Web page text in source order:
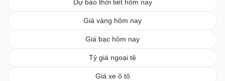
Dự báo thời tiết hôm nay
Giá vàng hôm nay
Giá bạc hôm nay
Tỷ giá ngoại tệ
Giá xe ô tô